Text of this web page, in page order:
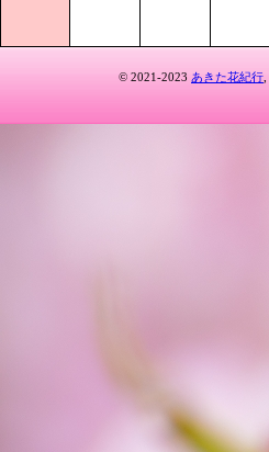
© 2021-2023 あきた花紀行